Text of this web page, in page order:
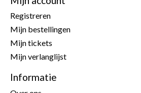
Registreren
Mijn bestellingen
Mijn tickets
Mijn verlanglijst
Informatie